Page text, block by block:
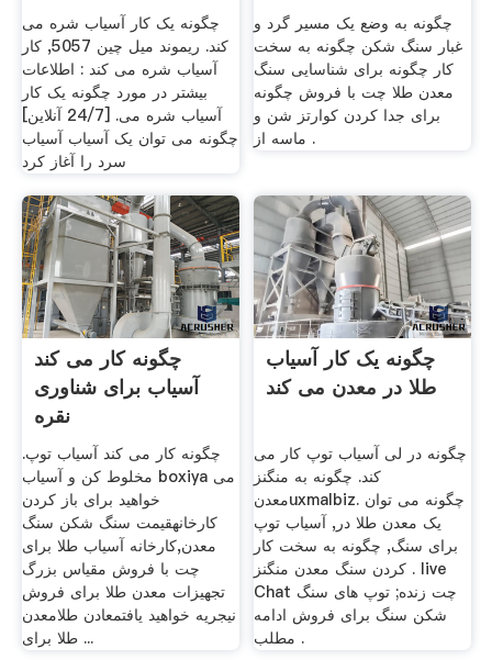
چگونه یک کار آسیاب شره می
کند. ریموند میل چین 5057, کار
آسیاب شره می کند : اطلاعات
بیشتر در مورد چگونه یک کار
آسیاب شره می. [24/7 آنلاین]
چگونه می توان یک آسیاب آسیاب
سرد را آغاز کرد
چگونه به وضع یک مسیر گرد و
غبار سنگ شکن چگونه به سخت
کار چگونه برای شناسایی سنگ
معدن طلا چت با فروش چگونه
برای جدا کردن کوارتز شن و
ماسه از .
چگونه کار می کند
آسیاب برای شناوری
نقره
چگونه کار می کند آسیاب توپ.
مخلوط کن و آسیاب boxiya می
خواهید برای باز کردن
کارخانهقیمت سنگ شکن سنگ
معدن,کارخانه آسیاب طلا برای
چت با فروش مقیاس بزرگ
تجهیزات معدن طلا برای فروش
نیجریه خواهید یافتمعادن طلامعدن
طلا برای ...
چگونه یک کار آسیاب
طلا در معدن می کند
چگونه در لی آسیاب توپ کار می
کند. چگونه به منگنز
معدنuxmalbiz. چگونه می توان
یک معدن طلا در, آسیاب توپ
برای سنگ, چگونه به سخت کار
کردن سنگ معدن منگنز . live
Chat چت زنده; توپ های سنگ
شکن سنگ برای فروش ادامه
مطلب .